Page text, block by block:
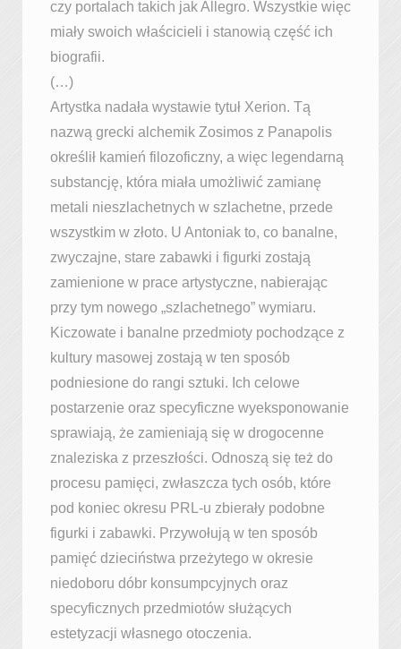
czy portalach takich jak Allegro. Wszystkie więc
miały swoich właścicieli i stanowią część ich
biografii.
(…)
Artystka nadała wystawie tytuł Xerion. Tą
nazwą grecki alchemik Zosimos z Panapolis
określił kamień filozoficzny, a więc legendarną
substancję, która miała umożliwić zamianę
metali nieszlachetnych w szlachetne, przede
wszystkim w złoto. U Antoniak to, co banalne,
zwyczajne, stare zabawki i figurki zostają
zamienione w prace artystyczne, nabierając
przy tym nowego „szlachetnego” wymiaru.
Kiczowate i banalne przedmioty pochodzące z
kultury masowej zostają w ten sposób
podniesione do rangi sztuki. Ich celowe
postarzenie oraz specyficzne wyeksponowanie
sprawiają, że zamieniają się w drogocenne
znaleziska z przeszłości. Odnoszą się też do
procesu pamięci, zwłaszcza tych osób, które
pod koniec okresu PRL-u zbierały podobne
figurki i zabawki. Przywołują w ten sposób
pamięć dzieciństwa przeżytego w okresie
niedoboru dóbr konsumpcyjnych oraz
specyficznych przedmiotów służących
estetyzacji własnego otoczenia.